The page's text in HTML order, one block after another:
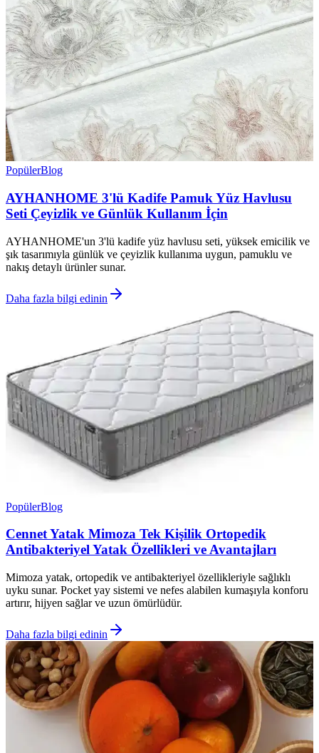
PopülerBlog
AYHANHOME 3'lü Kadife Pamuk Yüz Havlusu
Seti Çeyizlik ve Günlük Kullanım İçin
AYHANHOME'un 3'lü kadife yüz havlusu seti, yüksek emicilik ve
şık tasarımıyla günlük ve çeyizlik kullanıma uygun, pamuklu ve
nakış detaylı ürünler sunar.
Daha fazla bilgi edinin
PopülerBlog
Cennet Yatak Mimoza Tek Kişilik Ortopedik
Antibakteriyel Yatak Özellikleri ve Avantajları
Mimoza yatak, ortopedik ve antibakteriyel özellikleriyle sağlıklı
uyku sunar. Pocket yay sistemi ve nefes alabilen kumaşıyla konforu
artırır, hijyen sağlar ve uzun ömürlüdür.
Daha fazla bilgi edinin